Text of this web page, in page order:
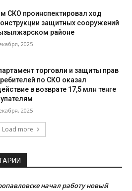
СКО проинспектировал ход
защитных сооружений
районе
2025
торговли и защиты прав
по СКО оказал
в возврате 17,5 млн тенге
2025
Load more
начал работу новый